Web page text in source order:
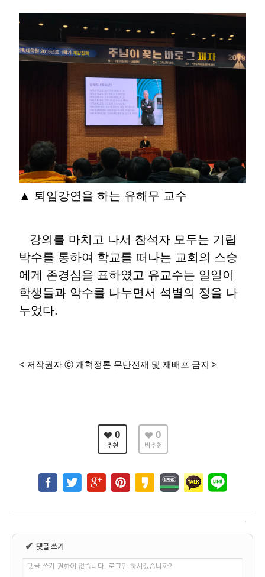
▲ 퇴임강연을 하는 유해무 교수
강의를 마치고 나서 참석자 모두는 기립
박수를 통하여 학교를 떠나는 교회의 스승
에게 존경심을 표하였고 유교수는 일일이
학생들과 악수를 나누면서 석별의 정을 나
누었다.
< 저작권자 ⓒ 개혁정론 무단전재 및 재배포 금지 >
0
추천
0
비추천
✔ 댓글 쓰기
댓글 쓰기 권한이 없습니다. 로그인 하시겠습니까?